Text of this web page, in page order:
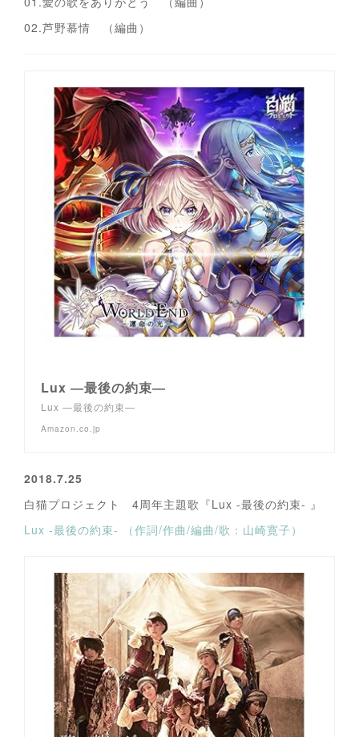
02.芦野慕情 （編曲）
Lux ―最後の約束―
Lux ―最後の約束―
Amazon.co.jp
2018.7.25
白猫プロジェクト 4周年主題歌『Lux -最後の約束- 』
Lux -最後の約束- （作詞/作曲/編曲/歌：山崎寛子）